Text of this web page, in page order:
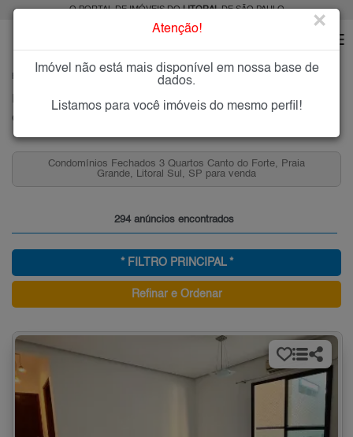
O PORTAL DE IMÓVEIS DOLITORALDE SÃO PAULO
PRAIA GRANDE
Imóveis à Venda no Canto do Forte, Praia Grande
Canto do Forte - Praia Grande, Litoral
Condomínios Fechados 3 Quartos Canto do Forte, Praia
Grande, Litoral Sul, SP para venda
294 anúncios encontrados
* FILTRO PRINCIPAL *
Refinar e Ordenar
Atenção! ×
Imóvel não está mais disponível em nossa base de
dados.
Listamos para você imóveis do mesmo perfil!